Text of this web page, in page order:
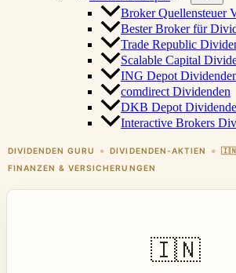
Broker Quellensteuer
Bester Broker für
Trade Republic
Scalable Capital
ING Depot
comdirect Dividenden
DKB Depot
Interactive Brokers
DIVIDENDEN GURU ◆ DIVIDENDEN-AKTIEN ◆ 🇮🇳
FINANZEN & VERSICHERUNGEN
🇮🇳